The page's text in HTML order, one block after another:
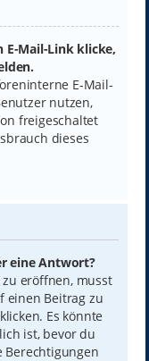
E-Mail-Link klicke,
E-Mail-
nutzen,
freigeschaltet
dieses
eine Antwort?
eröffnen, musst
einen Beitrag zu
Es könnte
ist, bevor du
Berechtigungen